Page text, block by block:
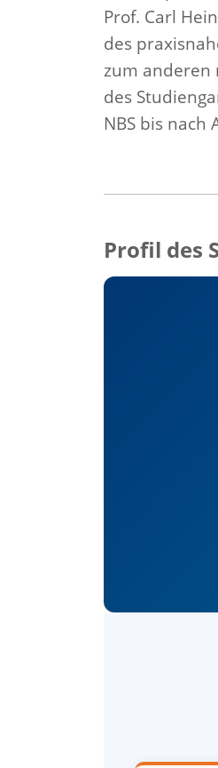
Prof. Carl
des
zum anderen
des
NBS bis nach
Profil des